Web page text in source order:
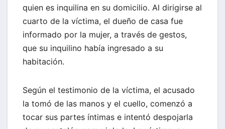
quien es inquilina en su domicilio. Al dirigirse al
cuarto de la víctima, el dueño de casa fue
informado por la mujer, a través de gestos,
que su inquilino había ingresado a su
habitación.
Según el testimonio de la víctima, el acusado
la tomó de las manos y el cuello, comenzó a
tocar sus partes íntimas e intentó despojarla